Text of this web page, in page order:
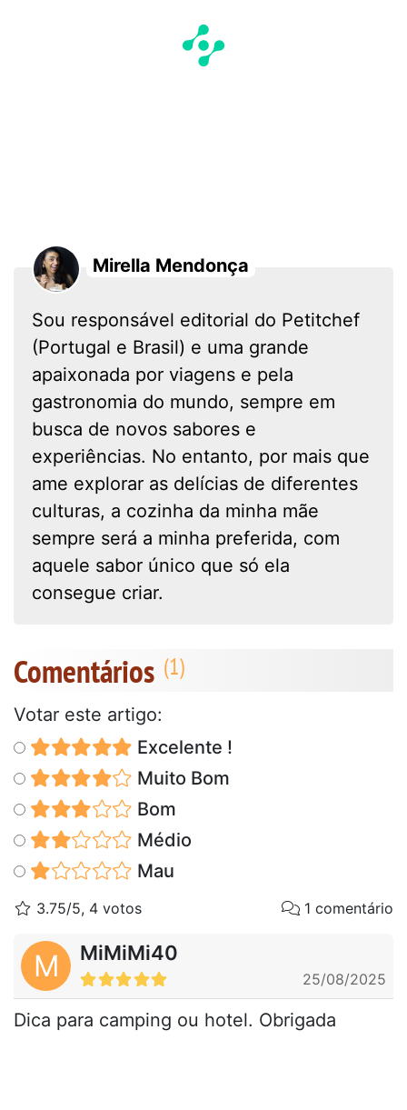
Mirella Mendonça
Sou responsável editorial do Petitchef
(Portugal e Brasil) e uma grande
apaixonada por viagens e pela
gastronomia do mundo, sempre em
busca de novos sabores e
experiências. No entanto, por mais que
ame explorar as delícias de diferentes
culturas, a cozinha da minha mãe
sempre será a minha preferida, com
aquele sabor único que só ela
consegue criar.
Comentários
Votar este artigo:
Excelente !
Muito Bom
Bom
Médio
Mau
3.75/5, 4 votos 1 comentário
M MiMiMi40
25/08/2025
Dica para camping ou hotel. Obrigada